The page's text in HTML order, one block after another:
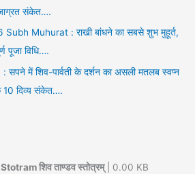
संकेत….
Muhurat : राखी बांधने का सबसे शुभ मुहूर्त,
पूजा विधि….
में शिव-पार्वती के दर्शन का असली मतलब स्वप्न
10 दिव्य संकेत….
शिव ताण्डव स्तोत्रम्| 0.00 KB